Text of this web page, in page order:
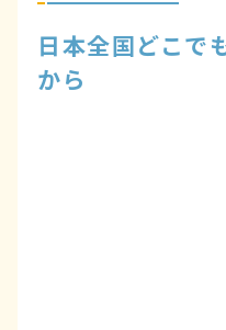
日本全国どこで
から